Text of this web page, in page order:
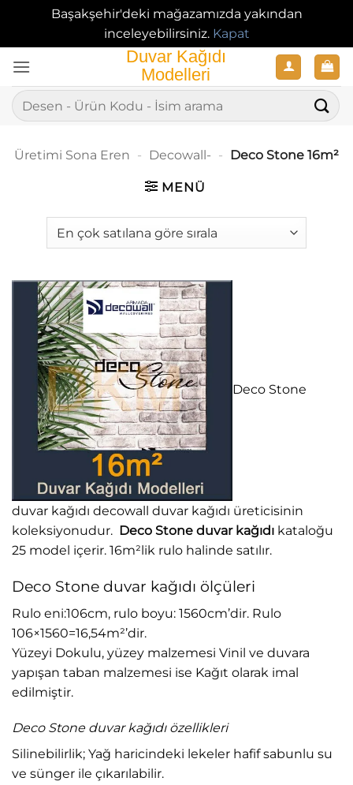
Başakşehir'deki mağazamızda yakından
inceleyebilirsiniz. Kapat
atla
Ara:
Üretimi Sona Eren - Decowall- - Deco Stone 16m²
MENÜ
Deco Stone
duvar kağıdı decowall duvar kağıdı üreticisinin
koleksiyonudur. Deco Stone duvar kağıdı kataloğu
25 model içerir. 16m²lik rulo halinde satılır.
Deco Stone duvar kağıdı ölçüleri
Rulo eni:106cm, rulo boyu: 1560cm’dir. Rulo
106×1560=16,54m²’dir.
Yüzeyi Dokulu, yüzey malzemesi Vinil ve duvara
yapışan taban malzemesi ise Kağıt olarak imal
edilmiştir.
Deco Stone duvar kağıdı özellikleri
Silinebilirlik; Yağ haricindeki lekeler hafif sabunlu su
ve sünger ile çıkarılabilir.